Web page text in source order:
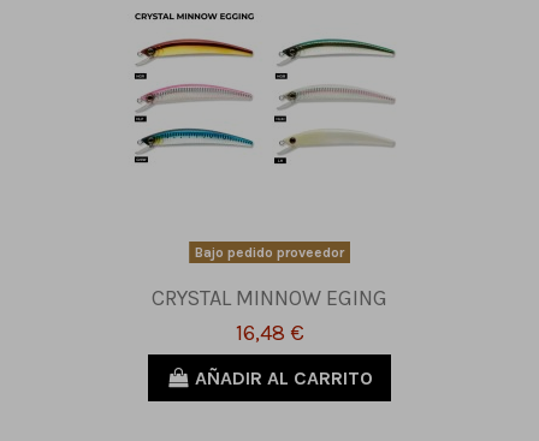
Bajo pedido proveedor
CRYSTAL MINNOW EGING
16,48 €
AÑADIR AL CARRITO